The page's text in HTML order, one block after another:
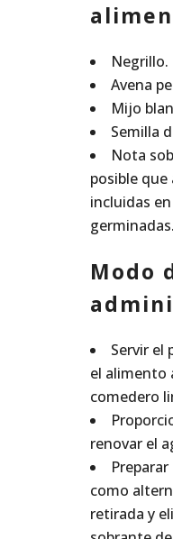
Negrillo.
Avena
Mijo
Semilla
Nota
posible que
incluidas
germinadas.
Modo
Servir el
el alimento
comedero
renovar el
como
retirada y